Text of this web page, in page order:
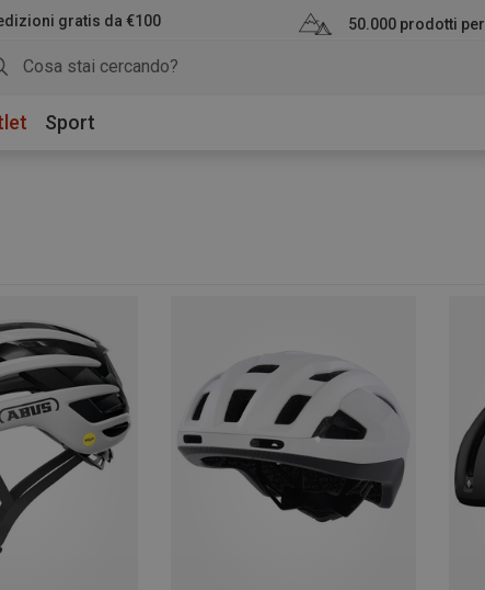
gratis da €100 50.000 prodotti
Sport